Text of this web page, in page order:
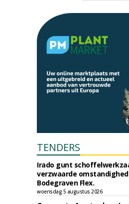
TENDERS
Irado gunt
verzwaarde
Bodegraven Flex.
woensdag 5 augustus 2026